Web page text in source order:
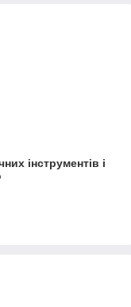
інструментів і